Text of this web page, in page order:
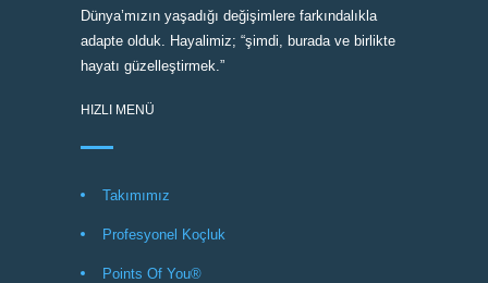
Dünya’mızın yaşadığı değişimlere farkındalıkla
adapte olduk. Hayalimiz; “şimdi, burada ve birlikte
hayatı güzelleştirmek.”
HIZLI MENÜ
Takımımız
Profesyonel Koçluk
Points Of You®